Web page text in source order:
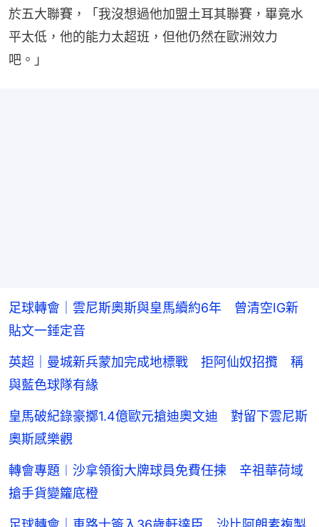
於五大聯賽，「我沒想過他加盟土耳其聯賽，畢竟水
平太低，他的能力太超班，但他仍然在歐洲效力
吧。」
足球轉會｜雲尼斯奧斯與皇馬續約6年 曾清空IG新
貼文一錘定音
英超｜曼城新兵蒙加完成地標戰 拒阿仙奴招攬 稱
與藍色球隊有緣
皇馬破紀錄豪擲1.4億歐元搶迪奧文迪 對留下雲尼斯
奧斯感樂觀
轉會專題︱沙拿領銜大牌球員免費任揀 辛祖華荷域
搶手貨變籮底橙